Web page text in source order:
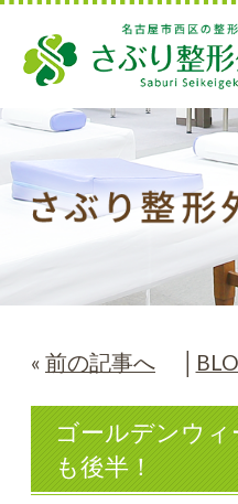
« 前の記事へ
ゴールデンウ
も後半！